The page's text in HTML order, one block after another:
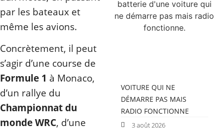
par les bateaux et
même les avions.
Concrètement, il peut
s’agir d’une course de
Formule 1 à Monaco,
d’un rallye du
Championnat du
monde WRC, d’une
VOITURE QUI NE
DÉMARRE PAS MAIS
RADIO FONCTIONNE
3 août 2026